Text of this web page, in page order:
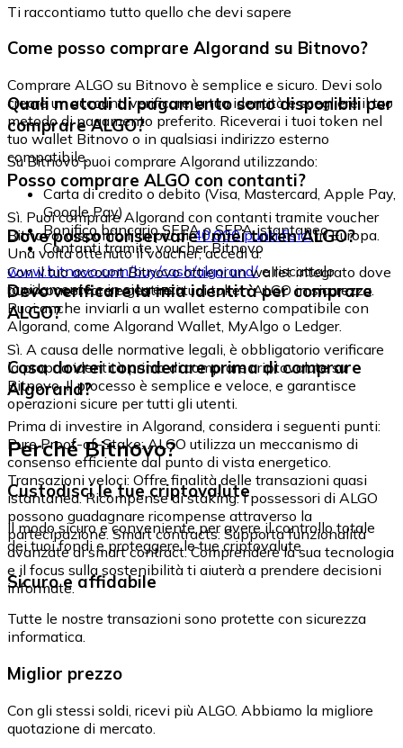
Ti raccontiamo tutto quello che devi sapere
Come posso comprare Algorand su Bitnovo?
Comprare ALGO su Bitnovo è semplice e sicuro. Devi solo
creare un account, verificare la tua identità e scegliere il tuo
metodo di pagamento preferito. Riceverai i tuoi token nel
tuo wallet Bitnovo o in qualsiasi indirizzo esterno
compatibile.
Quali metodi di pagamento sono disponibili per
comprare ALGO?
Su Bitnovo puoi comprare Algorand utilizzando:
Carta di credito o debito (Visa, Mastercard, Apple Pay,
Google Pay)
Bonifico bancario SEPA o SEPA istantaneo
Contanti tramite voucher Bitnovo
Posso comprare ALGO con contanti?
Sì. Puoi comprare Algorand con contanti tramite voucher
Bitnovo, disponibili in più di40.000 punti fisiciin Europa.
Una volta ottenuto il voucher, accedi a:
www.bitnovo.com/buy/cash/algorand/e riscattalo
rapidamente e in sicurezza.
Dove posso conservare i miei token ALGO?
Con il tuo account Bitnovo ottieni un wallet integrato dove
puoi conservare e gestire i tuoi token ALGO in sicurezza.
Puoi anche inviarli a un wallet esterno compatibile con
Algorand, come Algorand Wallet, MyAlgo o Ledger.
Devo verificare la mia identità per comprare
ALGO?
Sì. A causa delle normative legali, è obbligatorio verificare
la propria identità prima di comprare criptovalute su
Bitnovo. Il processo è semplice e veloce, e garantisce
operazioni sicure per tutti gli utenti.
Cosa dovrei considerare prima di comprare
Algorand?
Prima di investire in Algorand, considera i seguenti punti:
Pure Proof-of-Stake: ALGO utilizza un meccanismo di
consenso efficiente dal punto di vista energetico.
Transazioni veloci: Offre finalità delle transazioni quasi
istantanea. Ricompense di staking: I possessori di ALGO
possono guadagnare ricompense attraverso la
partecipazione. Smart contracts: Supporta funzionalità
avanzate di smart contract. Comprendere la sua tecnologia
e il focus sulla sostenibilità ti aiuterà a prendere decisioni
informate.
Perché Bitnovo?
Custodisci le tue criptovalute
Il modo sicuro e conveniente per avere il controllo totale
dei tuoi fondi e proteggere le tue criptovalute.
Sicuro e affidabile
Tutte le nostre transazioni sono protette con sicurezza
informatica.
Miglior prezzo
Con gli stessi soldi, ricevi più ALGO. Abbiamo la migliore
quotazione di mercato.